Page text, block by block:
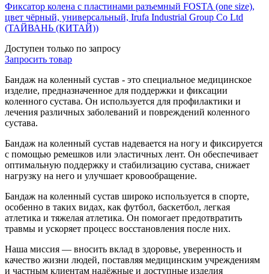
Фиксатор колена с пластинами разъемный FOSTA (one size),
цвет чёрный, универсальный, Irufa Industrial Group Co Ltd
(ТАЙВАНЬ (КИТАЙ))
Доступен только по запросу
Запросить товар
Бандаж на коленный сустав - это специальное медицинское
изделие, предназначенное для поддержки и фиксации
коленного сустава. Он используется для профилактики и
лечения различных заболеваний и повреждений коленного
сустава.
Бандаж на коленный сустав надевается на ногу и фиксируется
с помощью ремешков или эластичных лент. Он обеспечивает
оптимальную поддержку и стабилизацию сустава, снижает
нагрузку на него и улучшает кровообращение.
Бандаж на коленный сустав широко используется в спорте,
особенно в таких видах, как футбол, баскетбол, легкая
атлетика и тяжелая атлетика. Он помогает предотвратить
травмы и ускоряет процесс восстановления после них.
Наша миссия — вносить вклад в здоровье, уверенность и
качество жизни людей, поставляя медицинским учреждениям
и частным клиентам надёжные и доступные изделия